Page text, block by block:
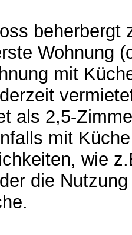
beherbergt
Wohnung
mit
als 2,5-
mit
wie
die